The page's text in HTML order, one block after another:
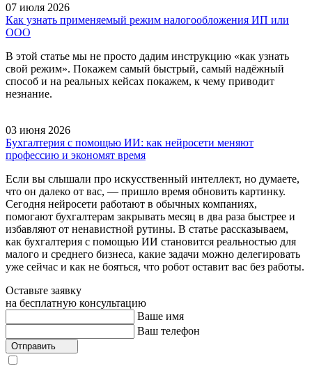
07 июля 2026
Как узнать применяемый режим налогообложения ИП или
ООО
В этой статье мы не просто дадим инструкцию «как узнать
свой режим». Покажем самый быстрый, самый надёжный
способ и на реальных кейсах покажем, к чему приводит
незнание.
03 июня 2026
Бухгалтерия с помощью ИИ: как нейросети меняют
профессию и экономят время
Если вы слышали про искусственный интеллект, но думаете,
что он далеко от вас, — пришло время обновить картинку.
Сегодня нейросети работают в обычных компаниях,
помогают бухгалтерам закрывать месяц в два раза быстрее и
избавляют от ненавистной рутины. В статье рассказываем,
как бухгалтерия с помощью ИИ становится реальностью для
малого и среднего бизнеса, какие задачи можно делегировать
уже сейчас и как не бояться, что робот оставит вас без работы.
Оставьте заявку
на бесплатную консультацию
Ваше имя
Ваш телефон
Отправить